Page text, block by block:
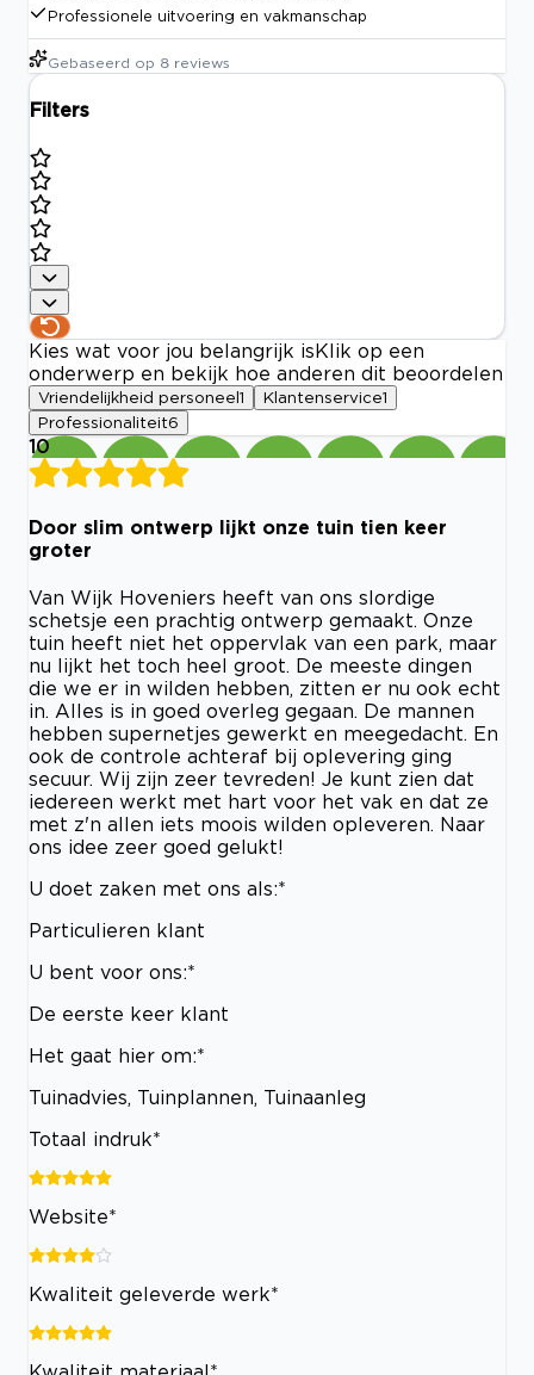
Professionele uitvoering en vakmanschap
Gebaseerd op 8 reviews
Filters
Kies wat voor jou belangrijk is Klik op een
onderwerp en bekijk hoe anderen dit beoordelen
Vriendelijkheid personeel 1 Klantenservice1
Professionaliteit6
10
Door slim ontwerp lijkt onze tuin tien keer
groter
Van Wijk Hoveniers heeft van ons slordige
schetsje een prachtig ontwerp gemaakt. Onze
tuin heeft niet het oppervlak van een park, maar
nu lijkt het toch heel groot. De meeste dingen
die we er in wilden hebben, zitten er nu ook echt
in. Alles is in goed overleg gegaan. De mannen
hebben supernetjes gewerkt en meegedacht. En
ook de controle achteraf bij oplevering ging
secuur. Wij zijn zeer tevreden! Je kunt zien dat
iedereen werkt met hart voor het vak en dat ze
met z'n allen iets moois wilden opleveren. Naar
ons idee zeer goed gelukt!
U doet zaken met ons als:*
Particulieren klant
U bent voor ons:*
De eerste keer klant
Het gaat hier om:*
Tuinadvies, Tuinplannen, Tuinaanleg
Totaal indruk*
Website*
Kwaliteit geleverde werk*